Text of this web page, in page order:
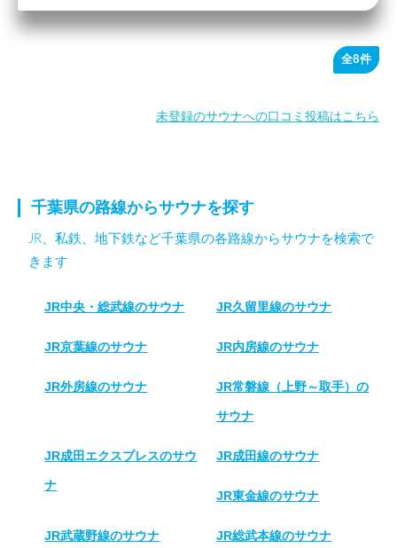
全8件
未登録のサウナへの口コミ投稿はこちら
千葉県の路線からサウナを探す
JR、私鉄、地下鉄など千葉県の各路線からサウナを検索で
きます
JR中央・総武線のサウナ JR久留里線のサウナ
JR京葉線のサウナ JR内房線のサウナ
JR外房線のサウナ JR常磐線（上野～取手）の
サウナ
JR成田エクスプレスのサウ
ナ
JR成田線のサウナ
JR東金線のサウナ
JR武蔵野線のサウナ JR総武本線のサウナ